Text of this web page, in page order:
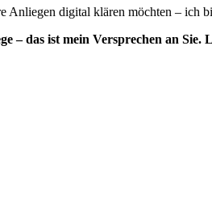
digital klären möchten – ich
– das ist mein Versprechen an Sie.